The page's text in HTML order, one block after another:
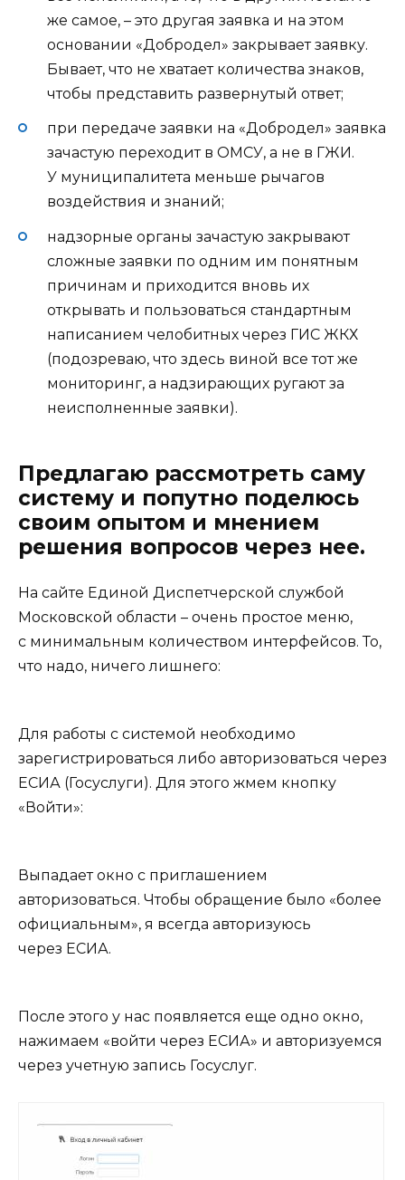
же самое, – это другая заявка и на этом
основании «Добродел» закрывает заявку.
Бывает, что не хватает количества знаков,
чтобы представить развернутый ответ;
при передаче заявки на «Добродел» заявка
зачастую переходит в ОМСУ, а не в ГЖИ.
У муниципалитета меньше рычагов
воздействия и знаний;
надзорные органы зачастую закрывают
сложные заявки по одним им понятным
причинам и приходится вновь их
открывать и пользоваться стандартным
написанием челобитных через ГИС ЖКХ
(подозреваю, что здесь виной все тот же
мониторинг, а надзирающих ругают за
неисполненные заявки).
Предлагаю рассмотреть саму
систему и попутно поделюсь
своим опытом и мнением
решения вопросов через нее.
На сайте Единой Диспетчерской службой
Московской области – очень простое меню,
с минимальным количеством интерфейсов. То,
что надо, ничего лишнего:
Для работы с системой необходимо
зарегистрироваться либо авторизоваться через
ЕСИА (Госуслуги). Для этого жмем кнопку
«Войти»:
Выпадает окно с приглашением
авторизоваться. Чтобы обращение было «более
официальным», я всегда авторизуюсь
через ЕСИА.
После этого у нас появляется еще одно окно,
нажимаем «войти через ЕСИА» и авторизуемся
через учетную запись Госуслуг.